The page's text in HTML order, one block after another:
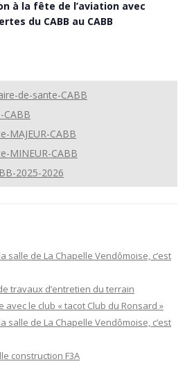
à la fête de l’aviation avec
du CABB au CABB
de-sante-CABB
MAJEUR-CABB
MINEUR-CABB
2025-2026
salle de La Chapelle Vendômoise, c’est
travaux d’entretien du terrain
avec le club « tacot Club du Ronsard »
salle de La Chapelle Vendômoise, c’est
construction F3A